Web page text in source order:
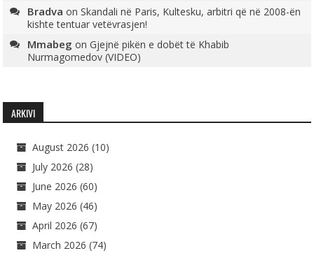
Bradva onSkandali në Paris, Kultesku, arbitri që në 2008-ën
kishte tentuar vetëvrasjen!
Mmabeg onGjejnë pikën e dobët të Khabib
Nurmagomedov (VIDEO)
ARKIVI
August 2026 (10)
July 2026 (28)
June 2026 (60)
May 2026 (46)
April 2026 (67)
March 2026 (74)